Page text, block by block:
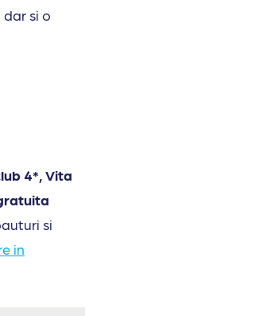
si o
4*, Vita
si
in